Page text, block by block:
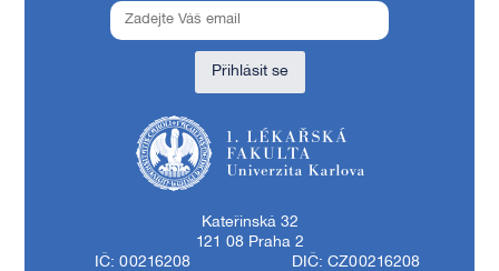
Přihlásit se
Kateřinská 32
121 08 Praha 2
IČ: 00216208
DIČ: CZ00216208